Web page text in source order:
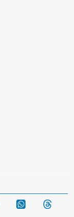
Telegram WhatsApp